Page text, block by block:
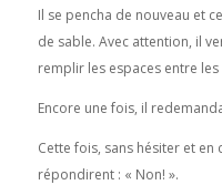
Il se pencha de nouveau et
de sable. Avec attention, il
remplir les espaces entre
Encore une fois, il
Cette fois, sans hésiter et
répondirent : « Non! ».